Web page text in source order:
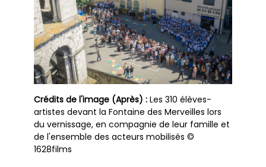
Crédits de l'image (Après) : Les 310 élèves-
artistes devant la Fontaine des Merveilles lors
du vernissage, en compagnie de leur famille et
de l'ensemble des acteurs mobilisés ©
1628films